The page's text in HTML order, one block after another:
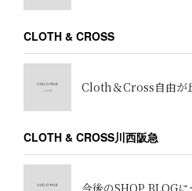
CLOTH & CROSS
Cloth＆Cross自由が
CLOTH & CROSS川西阪急